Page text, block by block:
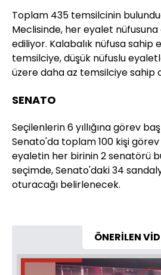
Toplam 435 temsilcinin
Meclisinde, her eyalet
ediliyor. Kalabalık nüfusa
temsilciye, düşük nüfuslu
üzere daha az temsilciye sahip
SENATO
Seçilenlerin 6 yıllığına görev
Senato'da toplam 100 kişi
eyaletin her birinin 2 senatörü
seçimde, Senato'daki 34
oturacağı belirlenecek.
ÖNERİLEN